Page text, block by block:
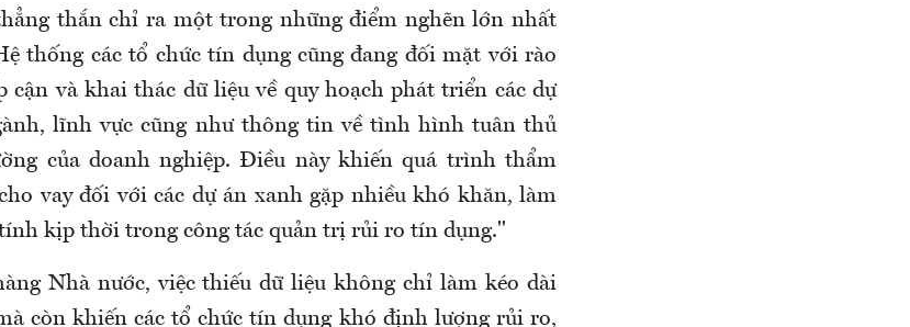
thắn chỉ ra một trong những điểm nghẽn lớn nhất
thống các tổ chức tín dụng cũng đang đối mặt với rào
cận và khai thác dữ liệu về quy hoạch phát triển các dự
lĩnh vực cũng như thông tin về tình hình tuân thủ
của doanh nghiệp. Điều này khiến quá trình thẩm
vay đối với các dự án xanh gặp nhiều khó khăn, làm
kịp thời trong công tác quản trị rủi ro tín dụng."
Nhà nước, việc thiếu dữ liệu không chỉ làm kéo dài
còn khiến các tổ chức tín dụng khó định lượng rủi ro,